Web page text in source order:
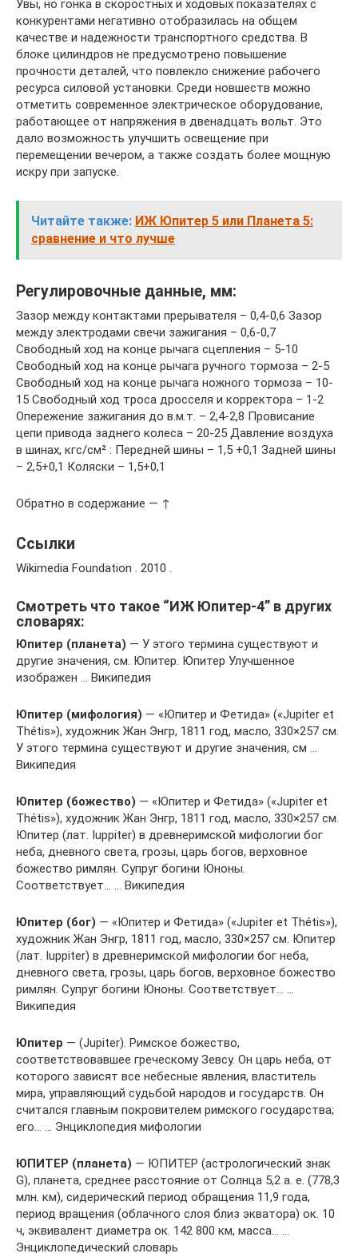
Увы, но гонка в скоростных и ходовых показателях с
конкурентами негативно отобразилась на общем
качестве и надежности транспортного средства. В
блоке цилиндров не предусмотрено повышение
прочности деталей, что повлекло снижение рабочего
ресурса силовой установки. Среди новшеств можно
отметить современное электрическое оборудование,
работающее от напряжения в двенадцать вольт. Это
дало возможность улучшить освещение при
перемещении вечером, а также создать более мощную
искру при запуске.
Читайте также: ИЖ Юпитер 5 или Планета 5:
сравнение и что лучше
Регулировочные данные, мм:
Зазор между контактами прерывателя – 0,4-0,6 Зазор
между электродами свечи зажигания – 0,6-0,7
Свободный ход на конце рычага сцепления – 5-10
Свободный ход на конце рычага ручного тормоза – 2-5
Свободный ход на конце рычага ножного тормоза – 10-
15 Свободный ход троса дросселя и корректора – 1-2
Опережение зажигания до в.м.т. – 2,4-2,8 Провисание
цепи привода заднего колеса – 20-25 Давление воздуха
в шинах, кгс/см² : Передней шины – 1,5 +0,1 Задней шины
– 2,5+0,1 Коляски – 1,5+0,1
Обратно в содержание — ↑
Ссылки
Wikimedia Foundation . 2010 .
Смотреть что такое “ИЖ Юпитер-4” в других
словарях:
Юпитер (планета) — У этого термина существуют и
другие значения, см. Юпитер. Юпитер Улучшенное
изображен … Википедия
Юпитер (мифология) — «Юпитер и Фетида» («Jupiter et
Thétis»), художник Жан Энгр, 1811 год, масло, 330×257 см.
У этого термина существуют и другие значения, см …
Википедия
Юпитер (божество) — «Юпитер и Фетида» («Jupiter et
Thétis»), художник Жан Энгр, 1811 год, масло, 330×257 см.
Юпитер (лат. Iuppiter) в древнеримской мифологии бог
неба, дневного света, грозы, царь богов, верховное
божество римлян. Супруг богини Юноны.
Соответствует… … Википедия
Юпитер (бог) — «Юпитер и Фетида» («Jupiter et Thétis»),
художник Жан Энгр, 1811 год, масло, 330×257 см. Юпитер
(лат. Iuppiter) в древнеримской мифологии бог неба,
дневного света, грозы, царь богов, верховное божество
римлян. Супруг богини Юноны. Соответствует… …
Википедия
Юпитер — (Jupiter). Римское божество,
соответствовавшее греческому Зевсу. Он царь неба, от
которого зависят все небесные явления, властитель
мира, управляющий судьбой народов и государств. Он
считался главным покровителем римского государства;
его… … Энциклопедия мифологии
ЮПИТЕР (планета) — ЮПИТЕР (астрологический знак
G), планета, среднее расстояние от Солнца 5,2 а. е. (778,3
млн. км), сидерический период обращения 11,9 года,
период вращения (облачного слоя близ экватора) ок. 10
ч, эквивалент диаметра ок. 142 800 км, масса… …
Энциклопедический словарь